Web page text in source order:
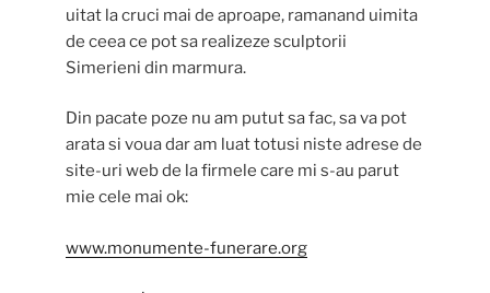
uitat la cruci mai de aproape, ramanand uimita
de ceea ce pot sa realizeze sculptorii
Simerieni din marmura.
Din pacate poze nu am putut sa fac, sa va pot
arata si voua dar am luat totusi niste adrese de
site-uri web de la firmele care mi s-au parut
mie cele mai ok:
www.monumente-funerare.org